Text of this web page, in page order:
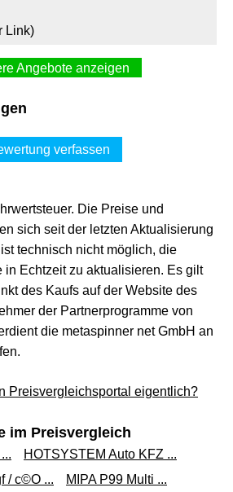
Link)
Angebote anzeigen
ab 0,00 €
Zum Shop
bezahlter Link)
0,4x9x80 mm, Spender à 10
Stück - 907.2168
1,59 €*
ab 5,95 €
Zum Shop
KS TOOLS 907.2168 für
7,86 €*
verfassen
Die Preise und
sich seit der letzten Aktualisierung
technisch nicht möglich, die
in Echtzeit zu aktualisieren. Es gilt
des Kaufs auf der Website des
der Partnerprogramme von
die metaspinner net GmbH an
Preisvergleichsportal eigentlich?
im Preisvergleich
HOTSYSTEM Auto KFZ ...
/ c©O ...
MIPA P99 Multi ...